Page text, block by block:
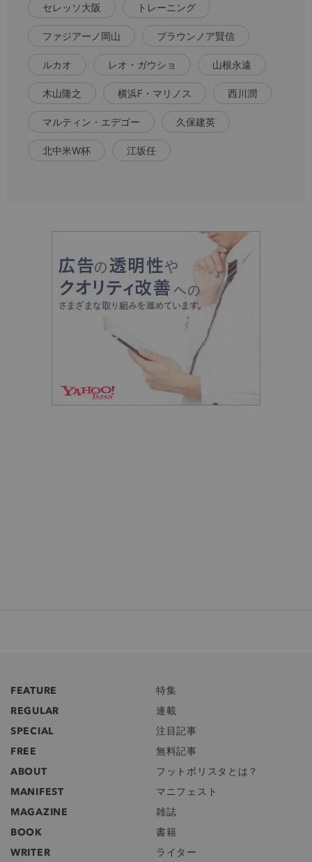
セレッソ大阪 トレーニング
ファジアーノ岡山 ブラウンノア賢信
ルカオ レオ・ガウショ 山根永遠
木山隆之 横浜F・マリノス 西川潤
マルティン・エデゴー 久保建英
北中米W杯 江坂任
FEATURE
特集
REGULAR
連載
SPECIAL
注目記事
FREE
無料記事
ABOUT
フットボリスタとは？
MANIFEST
マニフェスト
MAGAZINE
雑誌
BOOK
書籍
WRITER
ライター